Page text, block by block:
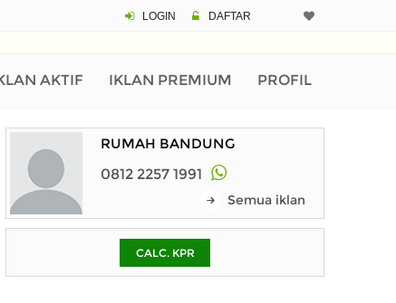
LOGIN DAFTAR
AKTIF IKLAN PREMIUM PROFILPinjaman (PIN)
pada kotak-
RUMAH BANDUNG
0812 2257 1991
Semua iklan
CALC. KPR